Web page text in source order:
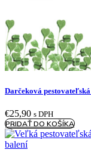
Darčeková
€25,90 s DPH
PRIDAŤ DO KOŠÍKA